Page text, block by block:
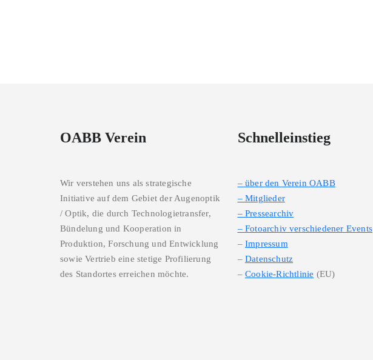
OABB Verein
Wir verstehen uns als strategische
Initiative auf dem Gebiet der Augenoptik
/ Optik, die durch Technologietransfer,
Bündelung und Kooperation in
Produktion, Forschung und Entwicklung
sowie Vertrieb eine stetige Profilierung
des Standortes erreichen möchte.
Schnelleinstieg
– über den Verein OABB
– Mitglieder
– Pressearchiv
– Fotoarchiv verschiedener Events
– Impressum
– Datenschutz
– Cookie-Richtlinie (EU)